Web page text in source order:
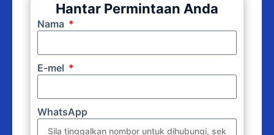
Hantar Permintaan Anda
Nama
E-mel
WhatsApp